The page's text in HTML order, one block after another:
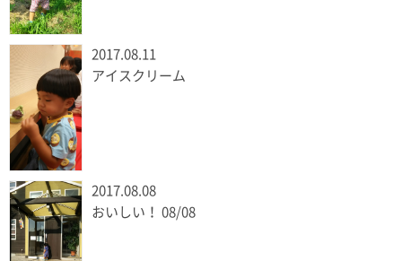
2017.08.11
アイスクリーム
2017.08.08
おいしい！ 08/08